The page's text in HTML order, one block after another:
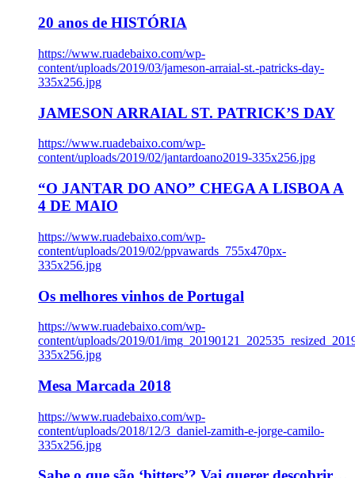
20 anos de HISTÓRIA
https://www.ruadebaixo.com/wp-
content/uploads/2019/03/jameson-arraial-st.-patricks-day-
335x256.jpg
JAMESON ARRAIAL ST. PATRICK’S DAY
https://www.ruadebaixo.com/wp-
content/uploads/2019/02/jantardoano2019-335x256.jpg
“O JANTAR DO ANO” CHEGA A LISBOA A
4 DE MAIO
https://www.ruadebaixo.com/wp-
content/uploads/2019/02/ppvawards_755x470px-
335x256.jpg
Os melhores vinhos de Portugal
https://www.ruadebaixo.com/wp-
content/uploads/2019/01/
335x256.jpg
Mesa Marcada 2018
https://www.ruadebaixo.com/wp-
content/uploads/2018/12/3_daniel-zamith-e-jorge-camilo-
335x256.jpg